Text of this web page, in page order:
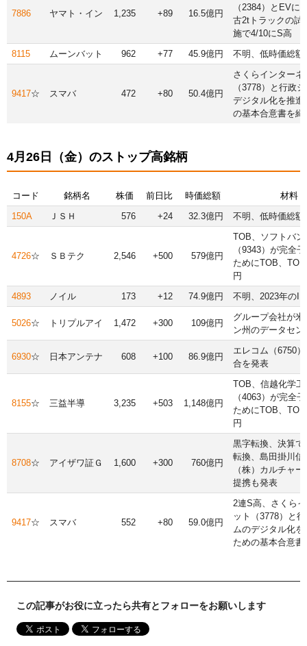
7886 ヤマト・イン 1,235 +89 16.5億円
（2384）とEVに
古2tトラックの試
施で4/10にS高
8115
ムーンバット 962 +77 45.9億円 不明、低時価総額
9417☆ スマバ 472 +80 50.4億円
さくらインターネ
（3778）と行政
デジタル化を推進
の基本合意書を締
4月26日（金）のストップ高銘柄
コード 銘柄名 株価 前日比 時価総額
材料
150A
ＪＳＨ 576 +24 32.3億円 不明、低時価総額
4726☆ ＳＢテク 2,546 +500 579億円
TOB、ソフトバン
（9343）が完全
ためにTOB、
円
4893
ノイル 173 +12 74.9億円 不明、2023年の
5026☆ トリプルアイ 1,472 +300 109億円
グループ会社が米
ン州のデータセン
6930☆ 日本アンテナ 608 +100 86.9億円
エレコム（6750
合を発表
8155☆ 三益半導 3,235 +503 1,148億円
TOB、信越化学工
（4063）が完全
ためにTOB、
円
8708☆ アイザワ証Ｇ 1,600 +300 760億円
黒字転換、決算で
転換、島田掛川信
（株）カルチャ
提携も発表
9417☆ スマバ 552 +80 59.0億円
2連S高、さくら
ット（3778）と
ムのデジタル化を
ための基本合意書
この記事がお役に立ったら共有とフォローをお願いします